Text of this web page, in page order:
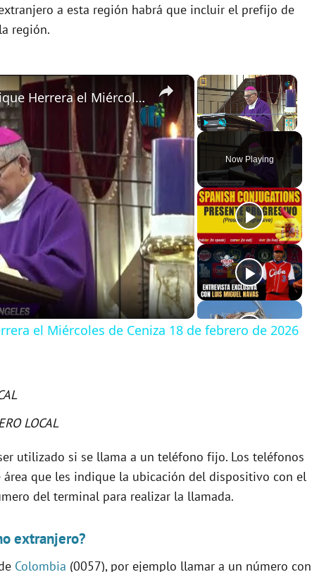
a esta región habrá que incluir el prefijo de
región.
×
Fullscreen
Now Playing
×
Homilía de monseñor Carlos Enrique Herrera el Miércoles de Ceniza 18 de febrero de 2026 en Guatemala
el Miércoles de Ceniza 18 de febrero de 2026
LOCAL
utilizado si se llama a un teléfono fijo. Los teléfonos
que les indique la ubicación del dispositivo con el
del terminal para realizar la llamada.
extranjero?
Colombia (0057), por ejemplo llamar a un número con